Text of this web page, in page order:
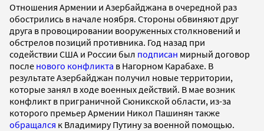
Отношения Армении и Азербайджана в очередной раз
обострились в начале ноября. Стороны обвиняют друг
друга в провоцировании вооруженных столкновений и
обстрелов позиций противника. Год назад при
содействии США и России был подписан мирный договор
после нового конфликта в Нагорном Карабахе. В
результате Азербайджан получил новые территории,
которые занял в ходе военных действий. В мае возник
конфликт в приграничной Сюникской области, из-за
которого премьер Армении Никол Пашинян также
обращался к Владимиру Путину за военной помощью.